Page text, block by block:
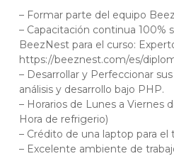
– Formar parte del equipo
– Capacitación continua 100%
BeezNest para el curso:
https://beeznest.com/es/
– Desarrollar y Perfeccionar
análisis y desarrollo bajo PHP.
– Horarios de Lunes a Viernes
Hora de refrigerio)
– Crédito de una laptop para el
– Excelente ambiente de